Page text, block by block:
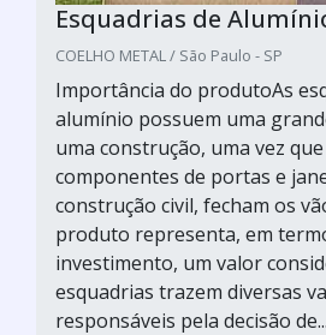
Esquadrias de
COELHO METAL / São Paulo - SP
Importância do produtoAs
alumínio possuem uma
uma construção, uma vez
componentes de portas e
construção civil, fecham os
produto representa, em
investimento, um valor
esquadrias trazem diversas
responsáveis pela decisão de...